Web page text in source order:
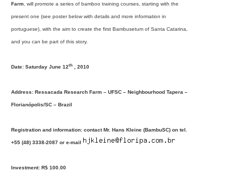
Farm , will promote a series of bamboo training courses, starting with the
present one (see poster below with details and more information in
portuguese), with the aim to create the first Bambusetum of Santa Catarina,
and you can be part of this story.
Date: Saturday June 12th , 2010
Address: Ressacada Research Farm – UFSC – Neighbourhood Tapera –
Florianópolis/SC – Brazil
Registration and information: contact Mr. Hans Kleine (BambuSC) on tel.
+55 (48) 3338-2087 or e-mail
Investment: R$ 100.00